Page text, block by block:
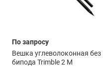
По запросу
Вешка углеволоконная без
бипода Trimble 2 M